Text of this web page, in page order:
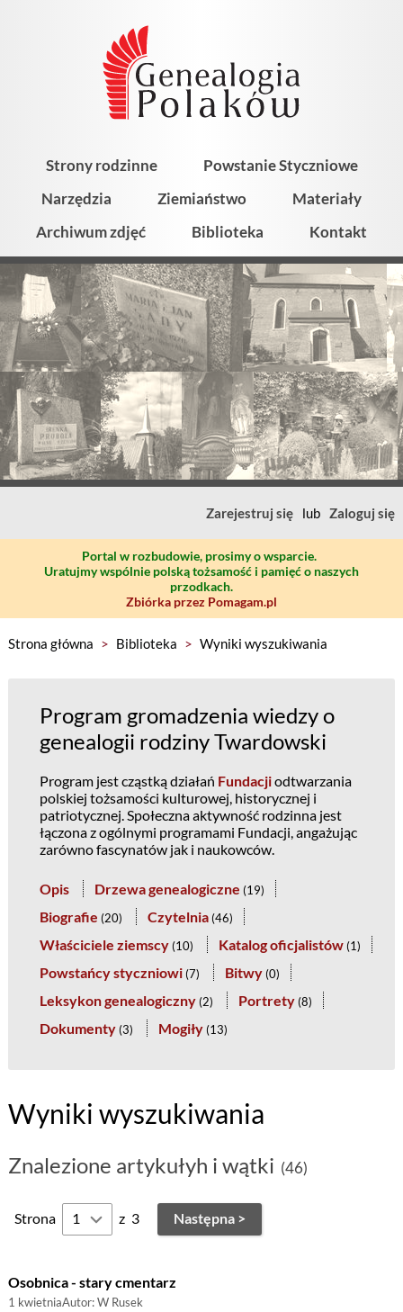
Strony rodzinne
Powstanie Styczniowe
Narzędzia
Ziemiaństwo
Materiały
Archiwum zdjęć
Biblioteka Kontakt
Zarejestruj się lub Zaloguj się
Portal w rozbudowie, prosimy o wsparcie.
Uratujmy wspólnie polską tożsamość i pamięć o naszych
przodkach.
Zbiórka przez Pomagam.pl
Strona główna > Biblioteka > Wyniki wyszukiwania
Program gromadzenia wiedzy o
genealogii rodziny Twardowski
Program jest cząstką działań Fundacjiodtwarzania
polskiej tożsamości kulturowej, historycznej i
patriotycznej. Społeczna aktywność rodzinna jest
łączona z ogólnymi programami Fundacji, angażując
zarówno fascynatów jak i naukowców.
Opis Drzewa genealogiczne (19)
Biografie (20) Czytelnia (46)
Właściciele ziemscy (10) Katalog oficjalistów (1)
Powstańcy styczniowi (7) Bitwy (0)
Leksykon genealogiczny (2) Portrety (8)
Dokumenty (3) Mogiły (13)
Wyniki wyszukiwania
Znalezione artykułyh i wątki (46)
Strona z 3 Następna >
Osobnica - stary cmentarz
1 kwietniaAutor:W Rusek